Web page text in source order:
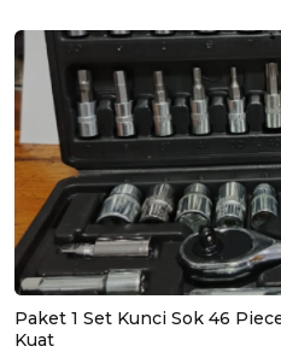
Paket 1 Set Kunci Sok 46
Kuat